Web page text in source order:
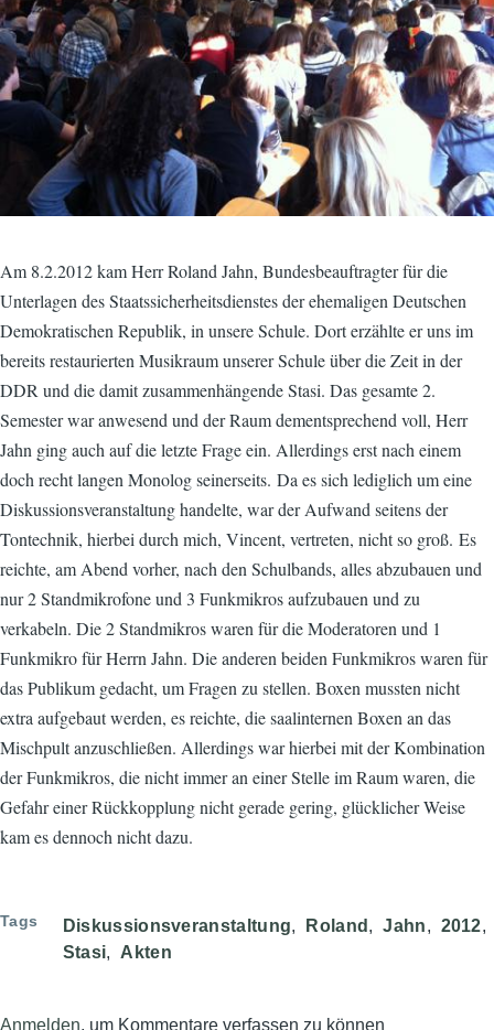
Am 8.2.2012 kam Herr Roland Jahn, Bundesbeauftragter für die
Unterlagen des Staatssicherheitsdienstes der ehemaligen Deutschen
Demokratischen Republik, in unsere Schule. Dort erzählte er uns im
bereits restaurierten Musikraum unserer Schule über die Zeit in der
DDR und die damit zusammenhängende Stasi. Das gesamte 2.
Semester war anwesend und der Raum dementsprechend voll, Herr
Jahn ging auch auf die letzte Frage ein. Allerdings erst nach einem
doch recht langen Monolog seinerseits. Da es sich lediglich um eine
Diskussionsveranstaltung handelte, war der Aufwand seitens der
Tontechnik, hierbei durch mich, Vincent, vertreten, nicht so groß. Es
reichte, am Abend vorher, nach den Schulbands, alles abzubauen und
nur 2 Standmikrofone und 3 Funkmikros aufzubauen und zu
verkabeln. Die 2 Standmikros waren für die Moderatoren und 1
Funkmikro für Herrn Jahn. Die anderen beiden Funkmikros waren für
das Publikum gedacht, um Fragen zu stellen. Boxen mussten nicht
extra aufgebaut werden, es reichte, die saalinternen Boxen an das
Mischpult anzuschließen. Allerdings war hierbei mit der Kombination
der Funkmikros, die nicht immer an einer Stelle im Raum waren, die
Gefahr einer Rückkopplung nicht gerade gering, glücklicher Weise
kam es dennoch nicht dazu.
Tags Diskussionsveranstaltung Roland Jahn
2012
Stasi
Akten
Anmelden, um Kommentare verfassen zu können